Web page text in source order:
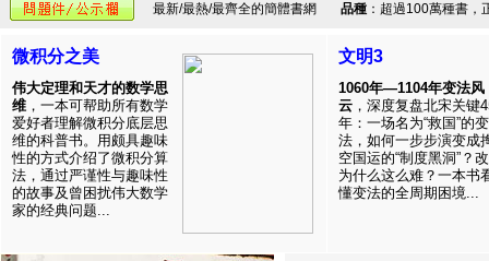
最新/最熱/最齊全的簡體書網 品種：超過100萬種書，
微积分之美
伟大定理和天才的数学思
维 ，一本可帮助所有数学
爱好者理解微积分底层思
维的科普书。用颇具趣味
性的方式介绍了微积分算
法，通过严谨性与趣味性
的故事及曾困扰伟大数学
家的经典问题...
文明3
1060年—1104年变法风
云 ，深度复盘北宋关键
年：一场名为“救国”的变
法，如何一步步演变成
空国运的“制度黑洞”？
为什么这么难？一本书
懂变法的全周期困境...